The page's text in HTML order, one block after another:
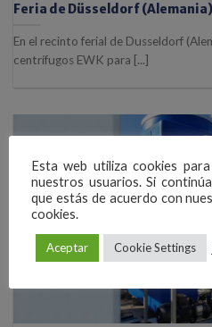
Feria de Düsseldorf (Alemania)
En el recinto ferial de Dusseldorf
centrífugos EWK para [...]
Esta web utiliza cookies
nuestros usuarios. Si
que estás de acuerdo con
cookies.
Aceptar Cookie Settings